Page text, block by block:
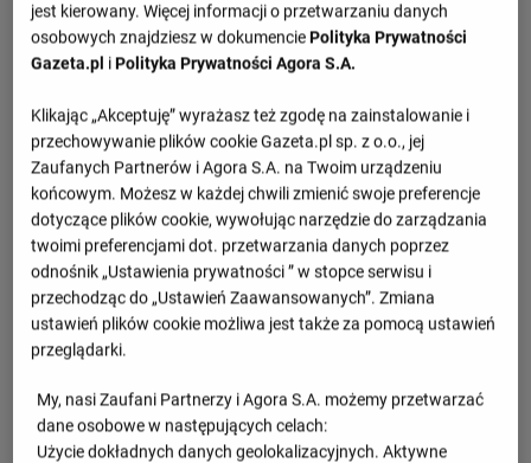
jest kierowany. Więcej informacji o przetwarzaniu danych
osobowych znajdziesz w dokumencie Polityka Prywatności
Gazeta.pl i Polityka Prywatności Agora S.A.
Klikając „Akceptuję” wyrażasz też zgodę na zainstalowanie i
przechowywanie plików cookie Gazeta.pl sp. z o.o., jej
Zaufanych Partnerów i Agora S.A. na Twoim urządzeniu
końcowym. Możesz w każdej chwili zmienić swoje preferencje
dotyczące plików cookie, wywołując narzędzie do zarządzania
twoimi preferencjami dot. przetwarzania danych poprzez
odnośnik „Ustawienia prywatności ” w stopce serwisu i
przechodząc do „Ustawień Zaawansowanych”. Zmiana
ustawień plików cookie możliwa jest także za pomocą ustawień
przeglądarki.
My, nasi Zaufani Partnerzy i Agora S.A. możemy przetwarzać
dane osobowe w następujących celach:
Użycie dokładnych danych geolokalizacyjnych. Aktywne